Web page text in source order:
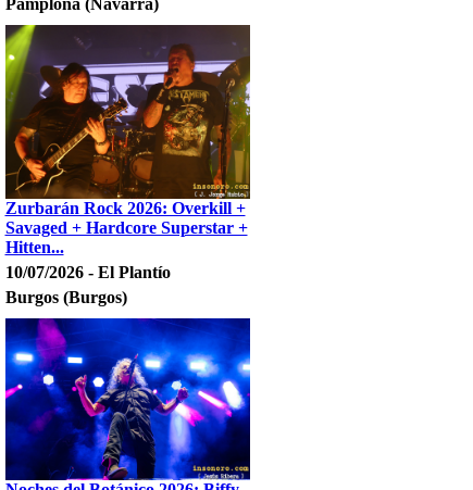
Pamplona (Navarra)
Zurbarán Rock 2026: Overkill +
Savaged + Hardcore Superstar +
Hitten...
10/07/2026 - El Plantío
Burgos (Burgos)